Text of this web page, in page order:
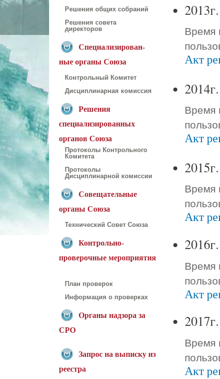
Решения общих собраний
Решения совета
директоров
Специализирован-
ные органы Союза
Контрольный Комитет
Дисциплинарная комиссия
Решения
специализированных
органов Союза
Протоколы Контрольного
Комитета
Протоколы
Дисциплинарной комиссии
Совещательные
органы Союза
Технический Совет Союза
Контрольно-
проверочные мероприятия
План проверок
Информация о проверках
Органы надзора за
СРО
Запрос на выписку из
реестра
2013г.
Время
Акт
2014г.
Время
Акт
2015г.
Время
Акт
2016г.
Время
Акт
2017г.
Время
Акт